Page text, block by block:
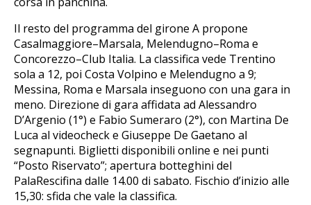
Il resto del programma del girone A propone
Casalmaggiore–Marsala, Melendugno–Roma e
Concorezzo–Club Italia. La classifica vede Trentino
sola a 12, poi Costa Volpino e Melendugno a 9;
Messina, Roma e Marsala inseguono con una gara in
meno. Direzione di gara affidata ad Alessandro
D’Argenio (1°) e Fabio Sumeraro (2°), con Martina De
Luca al videocheck e Giuseppe De Gaetano al
segnapunti. Biglietti disponibili online e nei punti
“Posto Riservato”; apertura botteghini del
PalaRescifina dalle 14.00 di sabato. Fischio d’inizio alle
15,30: sfida che vale la classifica.